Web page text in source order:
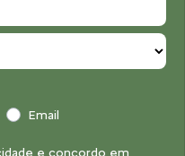
Email
e concordo em